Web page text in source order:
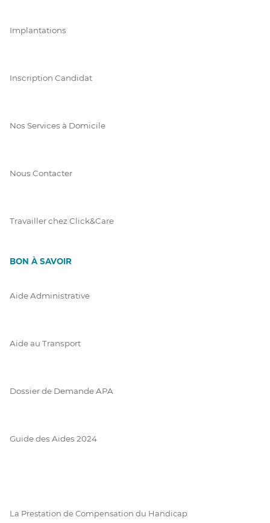
Implantations
Inscription Candidat
Nos Services à Domicile
Nous Contacter
Travailler chez Click&Care
BON À SAVOIR
Aide Administrative
Aide au Transport
Dossier de Demande APA
Guide des Aides 2024
La Prestation de Compensation du Handicap